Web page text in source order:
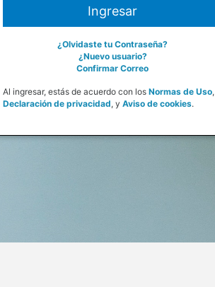
¿Olvidaste tu Contraseña?
¿Nuevo usuario?
Confirmar Correo
Al ingresar, estás de acuerdo con los Normas de Uso,
Declaración de privacidad, y Aviso de cookies.